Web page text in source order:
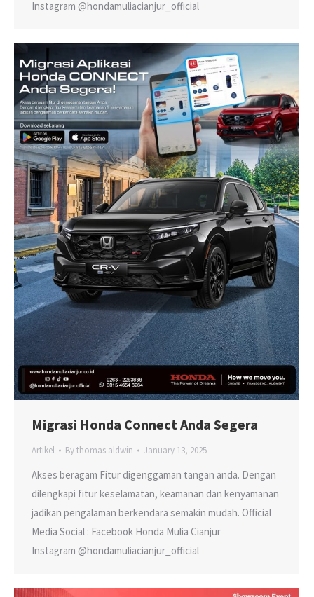
Instagram @hondamuliacianjur_official
Migrasi Honda Connect Anda Segera
Artikel Bythomas aldwin January 13, 2025
Akses beragam Fitur digenggaman tangan anda. Dengan
dilengkapi fitur keselamatan, keamanan dan kenyamanan
jadikan pengalaman berkendara semakin mudah. Official
Media Social : Facebook Honda Mulia Cianjur
Instagram @hondamuliacianjur_official